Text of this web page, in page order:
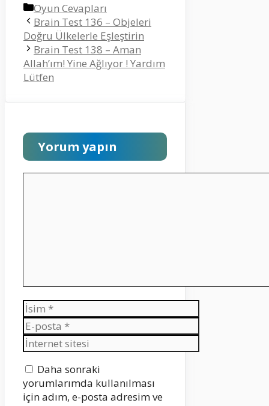
Kategoriler
Oyun Cevapları
Brain Test 136 – Objeleri
Doğru Ülkelerle Eşleştirin
Brain Test 138 – Aman
Allah’ım! Yine Ağlıyor ! Yardım
Lütfen
Yorum yapın
İsim
E-
posta
İnternet
sitesi
Daha sonraki
yorumlarımda kullanılması
için adım, e-posta adresim ve